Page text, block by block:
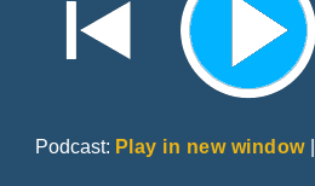
Podcast: Play in new window|